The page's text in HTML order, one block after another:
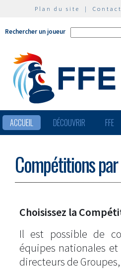
Plan du site | Contact
Rechercher un joueur
ACCUEIL DÉCOUVRIR FFE
Compétitions
Choisissez la
Il est possible de
équipes nationales et
directeurs de